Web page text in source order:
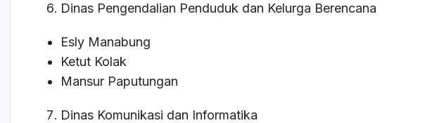
Dinas Pengendalian Penduduk dan Kelurga Berencana
Esly Manabung
Ketut Kolak
Mansur Paputungan
Dinas Komunikasi dan Informatika